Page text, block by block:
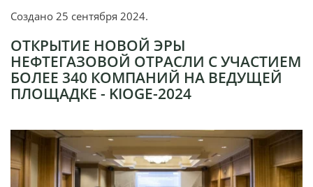
Создано 25 сентября 2024.
ОТКРЫТИЕ НОВОЙ ЭРЫ
НЕФТЕГАЗОВОЙ ОТРАСЛИ С УЧАСТИЕМ
БОЛЕЕ 340 КОМПАНИЙ НА ВЕДУЩЕЙ
ПЛОЩАДКЕ - KIOGE-2024